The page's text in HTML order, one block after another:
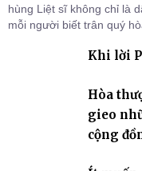
hùng Liệt sĩ không chỉ là
mỗi người biết trân quý
Khi lời
Hòa
gieo
cộng